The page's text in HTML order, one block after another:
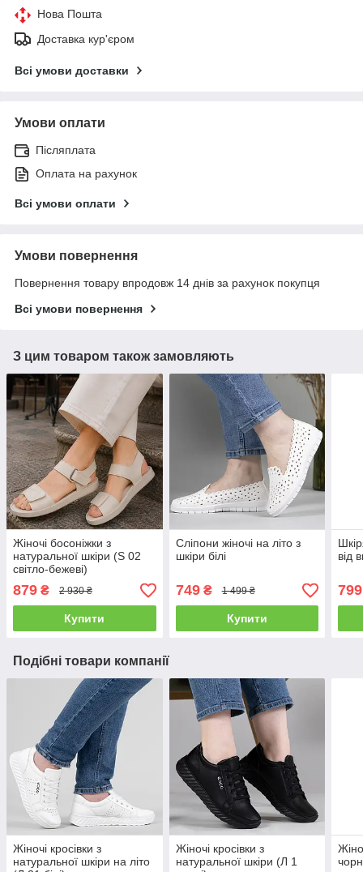
Нова Пошта
Доставка кур'єром
Всі умови доставки
Умови оплати
Післяплата
Оплата на рахунок
Всі умови оплати
Умови повернення
Повернення товару впродовж 14 днів за рахунок покупця
Всі умови повернення
З цим товаром також замовляють
Жіночі босоніжки з
натуральної шкіри (S 02
світло-бежеві)
879 ₴ 2 930 ₴
Купити
Сліпони жіночі на літо з
шкіри білі
749₴ 1 499 ₴
Купити
від
799
Подібні товари компанії
Жіночі кросівки з
натуральної шкіри на літо
Жіночі кросівки з
натуральної шкіри (Л 1